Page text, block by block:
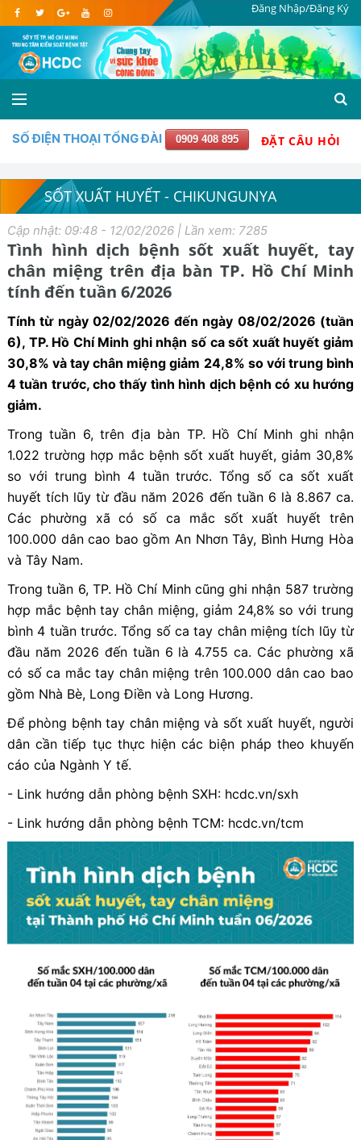
Đăng Nhập/Đăng Ký
SỐ ĐIỆN THOẠI TỔNG ĐÀI 0909 408 895 ĐẶT CÂU HỎI
SỐT XUẤT HUYẾT - CHIKUNGUNYA
Cập nhật: 09:48 - 12/02/2026 | Lần xem: 7285
Tình hình dịch bệnh sốt xuất huyết, tay
chân miệng trên địa bàn TP. Hồ Chí Minh
tính đến tuần 6/2026
Tính từ ngày 02/02/2026 đến ngày 08/02/2026 (tuần
6), TP. Hồ Chí Minh ghi nhận số ca sốt xuất huyết giảm
30,8% và tay chân miệng giảm 24,8% so với trung bình
4 tuần trước, cho thấy tình hình dịch bệnh có xu hướng
giảm.
Trong tuần 6, trên địa bàn TP. Hồ Chí Minh ghi nhận
1.022 trường hợp mắc bệnh sốt xuất huyết, giảm 30,8%
so với trung bình 4 tuần trước. Tổng số ca sốt xuất
huyết tích lũy từ đầu năm 2026 đến tuần 6 là 8.867 ca.
Các phường xã có số ca mắc sốt xuất huyết trên
100.000 dân cao bao gồm An Nhơn Tây, Bình Hưng Hòa
và Tây Nam.
Trong tuần 6, TP. Hồ Chí Minh cũng ghi nhận 587 trường
hợp mắc bệnh tay chân miệng, giảm 24,8% so với trung
bình 4 tuần trước. Tổng số ca tay chân miệng tích lũy từ
đầu năm 2026 đến tuần 6 là 4.755 ca. Các phường xã
có số ca mắc tay chân miệng trên 100.000 dân cao bao
gồm Nhà Bè, Long Điền và Long Hương.
Để phòng bệnh tay chân miệng và sốt xuất huyết, người
dân cần tiếp tục thực hiện các biện pháp theo khuyến
cáo của Ngành Y tế.
- Link hướng dẫn phòng bệnh SXH: hcdc.vn/sxh
- Link hướng dẫn phòng bệnh TCM: hcdc.vn/tcm